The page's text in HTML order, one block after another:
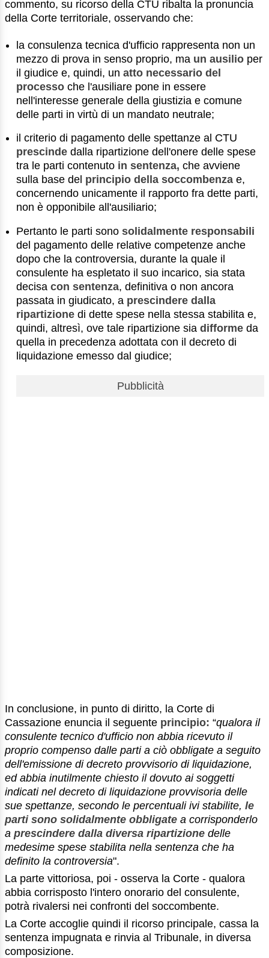
commento, su ricorso della CTU ribalta la pronuncia
della Corte territoriale, osservando che:
la consulenza tecnica d'ufficio rappresenta non un
mezzo di prova in senso proprio, ma un ausilio per
il giudice e, quindi, un atto necessario del
processo che l'ausiliare pone in essere
nell'interesse generale della giustizia e comune
delle parti in virtù di un mandato neutrale;
il criterio di pagamento delle spettanze al CTU
prescinde dalla ripartizione dell'onere delle spese
tra le parti contenuto in sentenza, che avviene
sulla base del principio della soccombenza e,
concernendo unicamente il rapporto fra dette parti,
non è opponibile all'ausiliario;
Pertanto le parti sono solidalmente responsabili
del pagamento delle relative competenze anche
dopo che la controversia, durante la quale il
consulente ha espletato il suo incarico, sia stata
decisacon sentenza, definitiva o non ancora
passata in giudicato, a prescindere dalla
ripartizionedi dette spese nella stessa stabilita e,
quindi, altresì, ove tale ripartizione sia difforme da
quella in precedenza adottata con il decreto di
liquidazione emesso dal giudice;
Pubblicità
In conclusione, in punto di diritto, la Corte di
Cassazione enuncia il seguente principio: “qualora il
consulente tecnico d'ufficio non abbia ricevuto il
proprio compenso dalle parti a ciò obbligate a seguito
dell'emissione di decreto provvisorio di liquidazione,
ed abbia inutilmente chiesto il dovuto ai soggetti
indicati nel decreto di liquidazione provvisoria delle
sue spettanze, secondo le percentuali ivi stabilite, le
parti sono solidalmente obbligate a corrisponderlo
a prescindere dalla diversa ripartizione delle
medesime spese stabilita nella sentenza che ha
definito la controversia".
La parte vittoriosa, poi - osserva la Corte - qualora
abbia corrisposto l'intero onorario del consulente,
potrà rivalersi nei confronti del soccombente.
La Corte accoglie quindi il ricorso principale, cassa la
sentenza impugnata e rinvia al Tribunale, in diversa
composizione.